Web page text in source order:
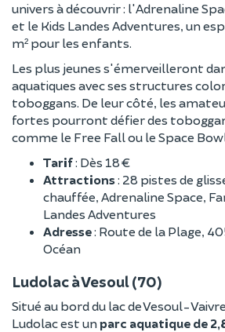
univers à découvrir : l'Adrenaline
et le Kids Landes Adventures, un
m² pour les enfants.
Les plus jeunes s'émerveilleront
aquatiques avec ses structures
toboggans. De leur côté, les
fortes pourront défier des
comme le Free Fall ou le Space
Tarif: Dès 18 €
Attractions: 28 pistes de
chauffée, Adrenaline Space,
Landes Adventures
Adresse: Route de la Plage,
Océan
Ludolac à Vesoul (70)
Situé au bord du lac de Vesoul-
Ludolac est unparc aquatique de